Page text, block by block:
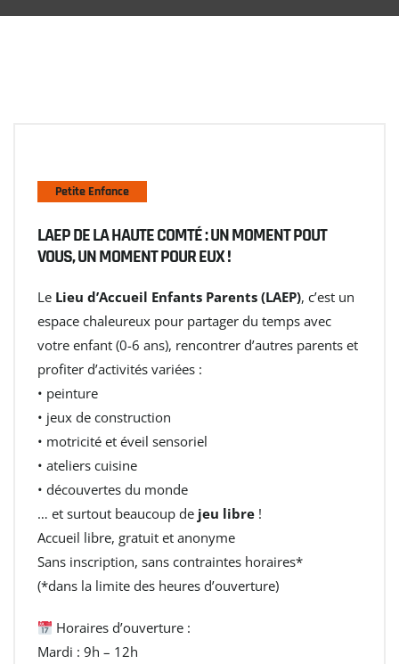
Petite Enfance
LAEP DE LA HAUTE COMTÉ : UN MOMENT POUT
VOUS, UN MOMENT POUR EUX !
Le Lieu d’Accueil Enfants Parents (LAEP), c’est un
espace chaleureux pour partager du temps avec
votre enfant (0-6 ans), rencontrer d’autres parents et
profiter d’activités variées :
• peinture
• jeux de construction
• motricité et éveil sensoriel
• ateliers cuisine
• découvertes du monde
… et surtout beaucoup de jeu libre !
Accueil libre, gratuit et anonyme
Sans inscription, sans contraintes horaires*
(*dans la limite des heures d’ouverture)
Horaires d’ouverture :
Mardi : 9h – 12h